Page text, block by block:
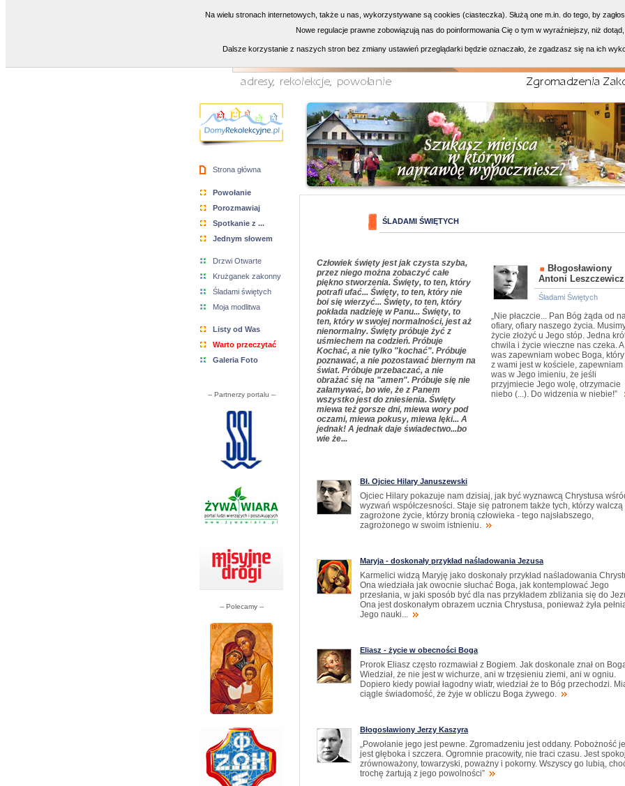
Strona główna
Powołanie
Porozmawiaj
Spotkanie z ...
Jednym słowem
Drzwi Otwarte
Krużganek zakonny
Śladami świętych
Moja modlitwa
Listy od Was
Warto przeczytać
Galeria Foto
-- Partnerzy portalu --
-- Polecamy --
ŚLADAMI ŚWIĘTYCH
Człowiek święty jest jak czysta szyba,
przez niego można zobaczyć całe
piękno stworzenia. Święty, to ten, który
potrafi ufać... Święty, to ten, który nie
boi się wierzyć... Święty, to ten, który
pokłada nadzieję w Panu... Święty, to
ten, który w swojej normalności, jest aż
nienormalny. Święty próbuje żyć z
uśmiechem na codzień. Próbuje
Kochać, a nie tylko "kochać". Próbuje
poznawać, a nie pozostawać biernym na
świat. Próbuje przebaczać, a nie
obrażać się na "amen". Próbuje się nie
załamywać, bo wie, że z Panem
wszystko jest do zniesienia. Święty
miewa też gorsze dni, miewa wory pod
oczami, miewa pokusy, miewa lęki... A
jednak! A jednak daje świadectwo...bo
wie że...
Błogosławiony
Antoni Leszczewicz
Śladami Świętych
„Nie płaczcie... Pan Bóg żąda od
ofiary, ofiary naszego życia.
życie złożyć u Jego stóp. Jedna
chwila i życie wieczne nas czeka.
was zapewniam wobec Boga, który
z wami jest w kościele, zapewniam
was w Jego imieniu, że jeśli
przyjmiecie Jego wolę, otrzymacie
niebo (...). Do widzenia w niebie!”
Bł. Ojciec Hilary Januszewski
Ojciec Hilary pokazuje nam dzisiaj, jak być wyznawcą Chrystusa
wyzwań współczesności. Staje się patronem także tych, którzy walczą
zagrożone życie, którzy bronią człowieka - tego najsłabszego,
zagrożonego w swoim istnieniu.
Maryja - doskonały przykład naśladowania Jezusa
Karmelici widzą Maryję jako doskonały przykład naśladowania
Ona wiedziała jak owocnie słuchać Boga, jak kontemplować Jego
przesłania, w jaki sposób być dla nas przykładem zbliżania się do
Ona jest doskonałym obrazem ucznia Chrystusa, ponieważ żyła
Jego nauki...
Eliasz - życie w obecności Boga
Prorok Eliasz często rozmawiał z Bogiem. Jak doskonale znał on
Wiedział, że nie jest w wichurze, ani w trzęsieniu ziemi, ani w ogniu.
Dopiero kiedy powiał łagodny wiatr, wiedział że to Bóg przechodzi.
ciągle świadomość, że żyje w obliczu Boga żywego.
Błogosławiony Jerzy Kaszyra
„Powołanie jego jest pewne. Zgromadzeniu jest oddany. Pobożność
jest głęboka i szczera. Ogromnie pracowity, nie traci czasu. Jest
zrównoważony, towarzyski, poważny i pokorny. Wszyscy go lubią,
trochę żartują z jego powolności”
Na wielu stronach internetowych, także u nas, wykorzystywane są cookies (ciasteczka). Służą one m.in. do tego, by
Nowe regulacje prawne zobowiązują nas do poinformowania Cię o tym w wyraźniejszy, niż dotąd,
Dalsze korzystanie z naszych stron bez zmiany ustawień przeglądarki będzie oznaczało, że zgadzasz się na ich